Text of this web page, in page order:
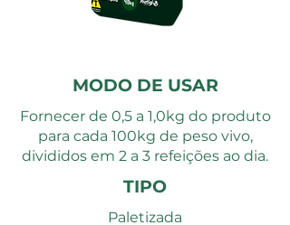
MODO DE USAR
Fornecer de 0,5 a 1,0kg do produto
para cada 100kg de peso vivo,
divididos em 2 a 3 refeições ao dia.
TIPO
Paletizada